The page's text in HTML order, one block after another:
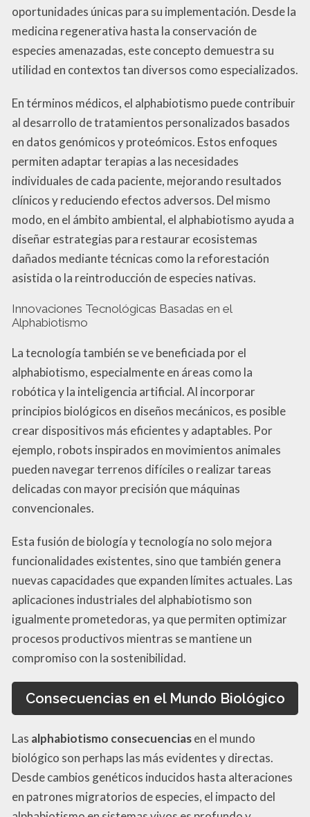
oportunidades únicas para su implementación. Desde la
medicina regenerativa hasta la conservación de
especies amenazadas, este concepto demuestra su
utilidad en contextos tan diversos como especializados.
En términos médicos, el alphabiotismo puede contribuir
al desarrollo de tratamientos personalizados basados
en datos genómicos y proteómicos. Estos enfoques
permiten adaptar terapias a las necesidades
individuales de cada paciente, mejorando resultados
clínicos y reduciendo efectos adversos. Del mismo
modo, en el ámbito ambiental, el alphabiotismo ayuda a
diseñar estrategias para restaurar ecosistemas
dañados mediante técnicas como la reforestación
asistida o la reintroducción de especies nativas.
Innovaciones Tecnológicas Basadas en el
Alphabiotismo
La tecnología también se ve beneficiada por el
alphabiotismo, especialmente en áreas como la
robótica y la inteligencia artificial. Al incorporar
principios biológicos en diseños mecánicos, es posible
crear dispositivos más eficientes y adaptables. Por
ejemplo, robots inspirados en movimientos animales
pueden navegar terrenos difíciles o realizar tareas
delicadas con mayor precisión que máquinas
convencionales.
Esta fusión de biología y tecnología no solo mejora
funcionalidades existentes, sino que también genera
nuevas capacidades que expanden límites actuales. Las
aplicaciones industriales del alphabiotismo son
igualmente prometedoras, ya que permiten optimizar
procesos productivos mientras se mantiene un
compromiso con la sostenibilidad.
Consecuencias en el Mundo Biológico
Las alphabiotismo consecuenciasen el mundo
biológico son perhaps las más evidentes y directas.
Desde cambios genéticos inducidos hasta alteraciones
en patrones migratorios de especies, el impacto del